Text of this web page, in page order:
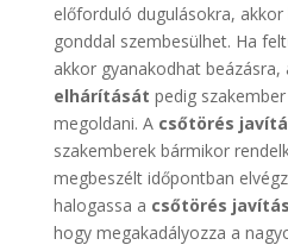
előforduló dugulásokra, akkor
gonddal szembesülhet. Ha
akkor gyanakodhat beázásra,
elhárítását pedig
megoldani. A csőtörés
szakemberek bármikor
megbeszélt időpontban
halogassa a csőtörés
hogy megakadályozza a